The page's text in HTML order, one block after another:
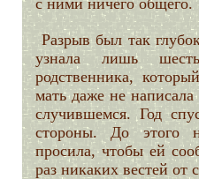
с ними ничего общего.
Разрыв был так
узнала лишь
родственника,
мать даже не
случившемся. Год
стороны. До этого
просила, чтобы ей
раз никаких вестей от